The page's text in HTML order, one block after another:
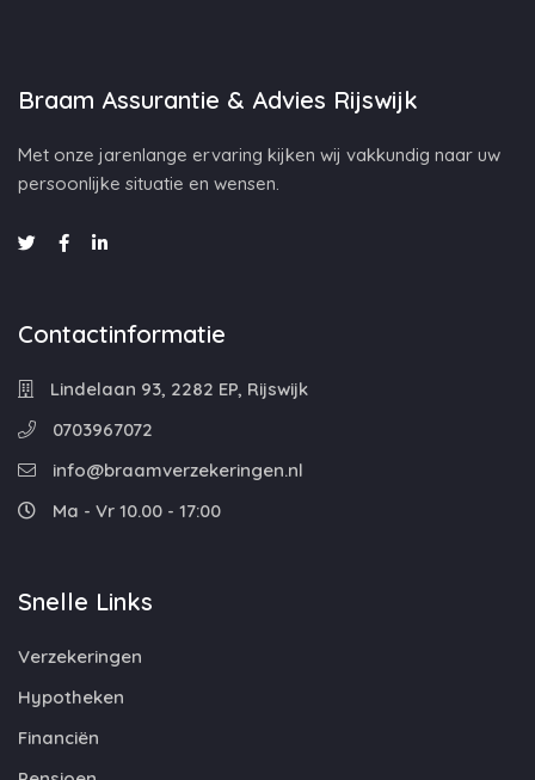
Braam Assurantie & Advies Rijswijk
Met onze jarenlange ervaring kijken wij vakkundig naar uw
persoonlijke situatie en wensen.
Contactinformatie
Lindelaan 93, 2282 EP, Rijswijk
0703967072
info@braamverzekeringen.nl
Ma - Vr 10.00 - 17:00
Snelle Links
Verzekeringen
Hypotheken
Financiën